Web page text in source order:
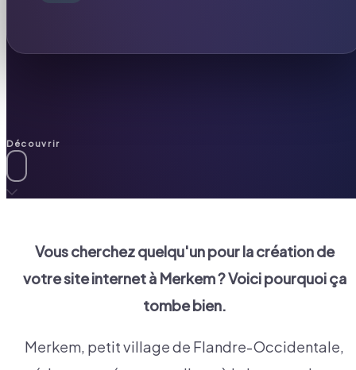
Découvrir
Vous cherchez quelqu'un pour la création de
votre site internet à Merkem? Voici pourquoi ça
tombe bien.
Merkem, petit village de Flandre-Occidentale,